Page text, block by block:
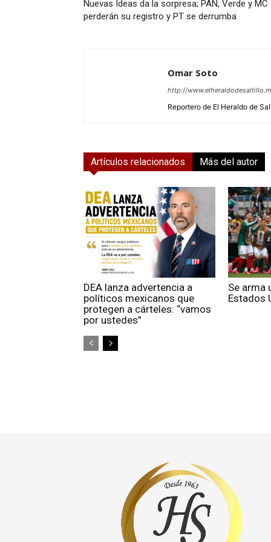
Nuevas Ideas da la sorpresa; PAN, Verde y MC
perderán su registro y PT se derrumba
Omar Soto
http://
Reportero de El Heraldo de
Artículos relacionados Más del autor
DEA lanza advertencia a
políticos mexicanos que
protegen a cárteles: “vamos
por ustedes”
Se arma
Estados